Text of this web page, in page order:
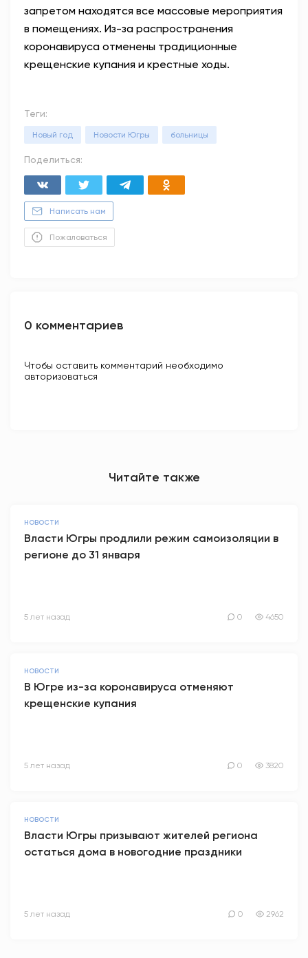
запретом находятся все массовые мероприятия
в помещениях. Из-за распространения
коронавируса отменены традиционные
крещенские купания и крестные ходы.
Теги:
Новый год Новости Югры больницы
Поделиться:
Написать нам
Пожаловаться
0 комментариев
Чтобы оставить комментарий необходимо
авторизоваться
Читайте также
НОВОСТИ
Власти Югры продлили режим самоизоляции в
регионе до 31 января
5 лет назад 0 4650
НОВОСТИ
В Югре из-за коронавируса отменяют
крещенские купания
5 лет назад 0 3820
НОВОСТИ
Власти Югры призывают жителей региона
остаться дома в новогодние праздники
5 лет назад 0 2962